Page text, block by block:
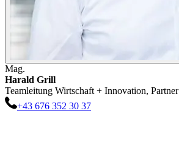
Mag.
Harald Grill
Teamleitung Wirtschaft + Innovation, Partner
+43 676 352 30 37